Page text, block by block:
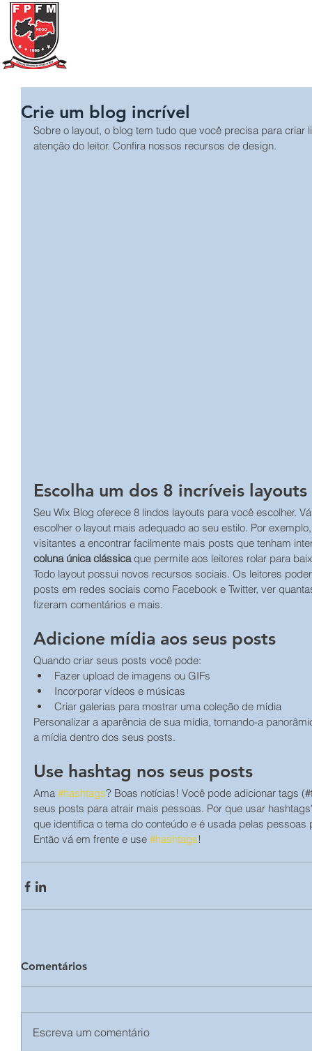
Crie um blog incrível
Sobre o layout, o blog tem tudo que você precisa para
atenção do leitor. Confira nossos recursos de design.
Escolha um dos 8 incríveis layouts
Seu Wix Blog oferece 8 lindos layouts para você escolher.
escolher o layout mais adequado ao seu estilo. Por
visitantes a encontrar facilmente mais posts que tenham
coluna única clássica que permite aos leitores rolar para
Todo layout possui novos recursos sociais. Os leitores
posts em redes sociais como Facebook e Twitter, ver
fizeram comentários e mais.
Adicione mídia aos seus posts
Quando criar seus posts você pode:
Fazer upload de imagens ou GIFs
Incorporar vídeos e músicas
Criar galerias para mostrar uma coleção de mídia
Personalizar a aparência de sua mídia, tornando-a
a mídia dentro dos seus posts.
Use hashtag nos seus posts
Ama #hashtags? Boas notícias! Você pode adicionar tags
seus posts para atrair mais pessoas. Por que usar
que identifica o tema do conteúdo e é usada pelas
Então vá em frente e use #hashtags!
Comentários
Escreva um comentário